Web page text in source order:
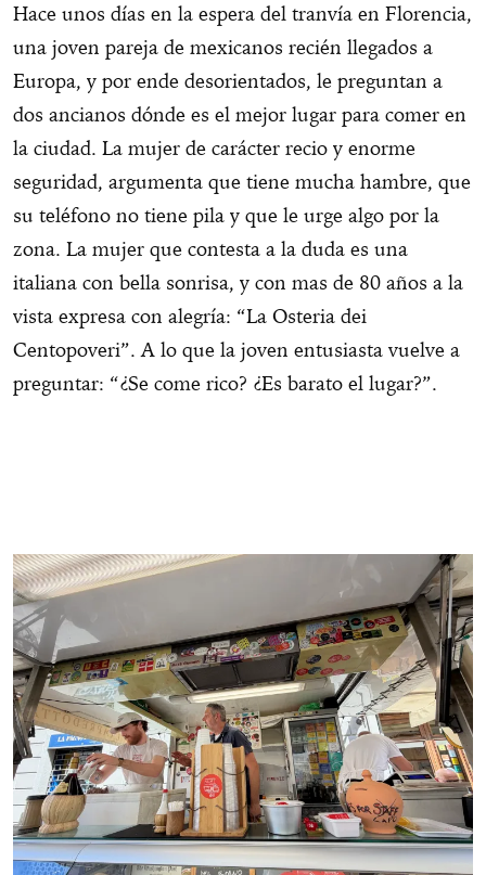
Hace unos días en la espera del tranvía en Florencia,
una joven pareja de mexicanos recién llegados a
Europa, y por ende desorientados, le preguntan a
dos ancianos dónde es el mejor lugar para comer en
la ciudad. La mujer de carácter recio y enorme
seguridad, argumenta que tiene mucha hambre, que
su teléfono no tiene pila y que le urge algo por la
zona. La mujer que contesta a la duda es una
italiana con bella sonrisa, y con mas de 80 años a la
vista expresa con alegría: “La Osteria dei
Centopoveri”. A lo que la joven entusiasta vuelve a
preguntar: “¿Se come rico? ¿Es barato el lugar?”.